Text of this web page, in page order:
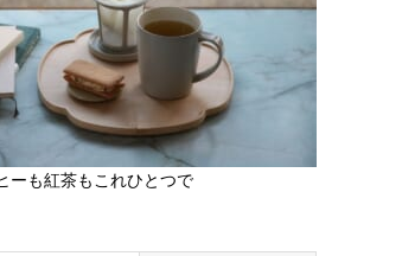
ーも紅茶もこれひとつで